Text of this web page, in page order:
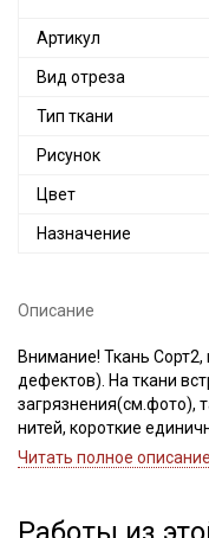
Артикул
Вид отреза
Тип ткани
Рисунок
Цвет
Назначение
Описание
Внимание! Ткань
дефектов). На ткани
загрязнения(см.фото),
нитей, короткие
дефекты вдоль кромки
Читать полное описание